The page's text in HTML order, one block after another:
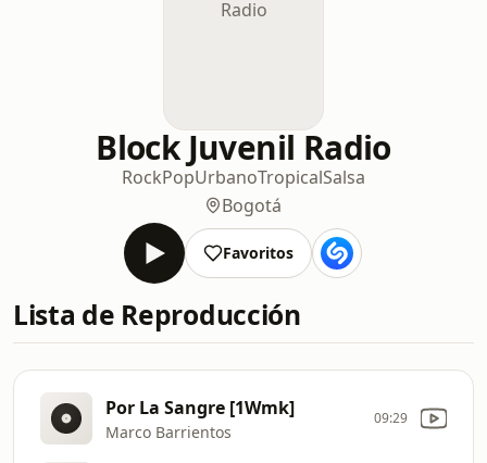
Block Juvenil Radio
RockPopUrbanoTropicalSalsa
Bogotá
Favoritos
Lista de Reproducción
Por La Sangre [1Wmk]
Marco Barrientos
09:29